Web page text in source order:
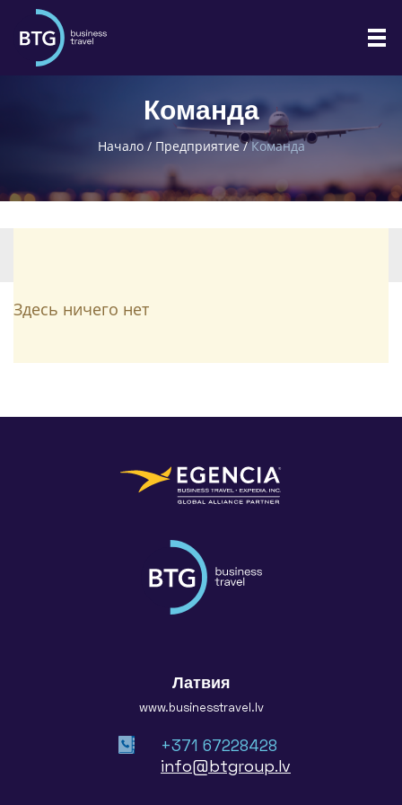
Команда
Начало/ Предприятие/Команда
Здесь ничего нет
Латвия
www.businesstravel.lv
+371 67228428
info@btgroup.lv